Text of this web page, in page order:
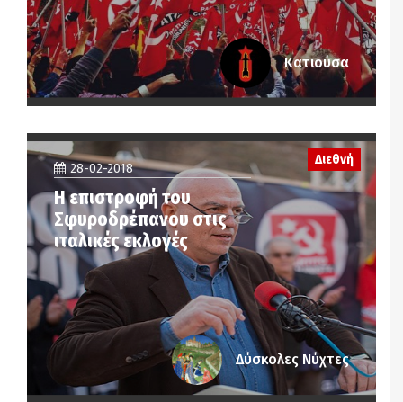
Κατιούσα
28-02-2018
Η επιστροφή του
Σφυροδρέπανου στις
ιταλικές εκλογές
Διεθνή
Δύσκολες Νύχτες